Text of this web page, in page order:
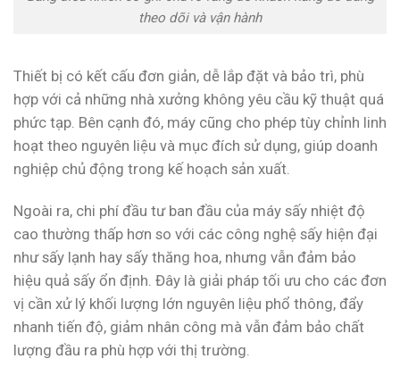
theo dõi và vận hành
Thiết bị có kết cấu đơn giản, dễ lắp đặt và bảo trì, phù
hợp với cả những nhà xưởng không yêu cầu kỹ thuật quá
phức tạp. Bên cạnh đó, máy cũng cho phép tùy chỉnh linh
hoạt theo nguyên liệu và mục đích sử dụng, giúp doanh
nghiệp chủ động trong kế hoạch sản xuất.
Ngoài ra, chi phí đầu tư ban đầu của máy sấy nhiệt độ
cao thường thấp hơn so với các công nghệ sấy hiện đại
như sấy lạnh hay sấy thăng hoa, nhưng vẫn đảm bảo
hiệu quả sấy ổn định. Đây là giải pháp tối ưu cho các đơn
vị cần xử lý khối lượng lớn nguyên liệu phổ thông, đẩy
nhanh tiến độ, giảm nhân công mà vẫn đảm bảo chất
lượng đầu ra phù hợp với thị trường.